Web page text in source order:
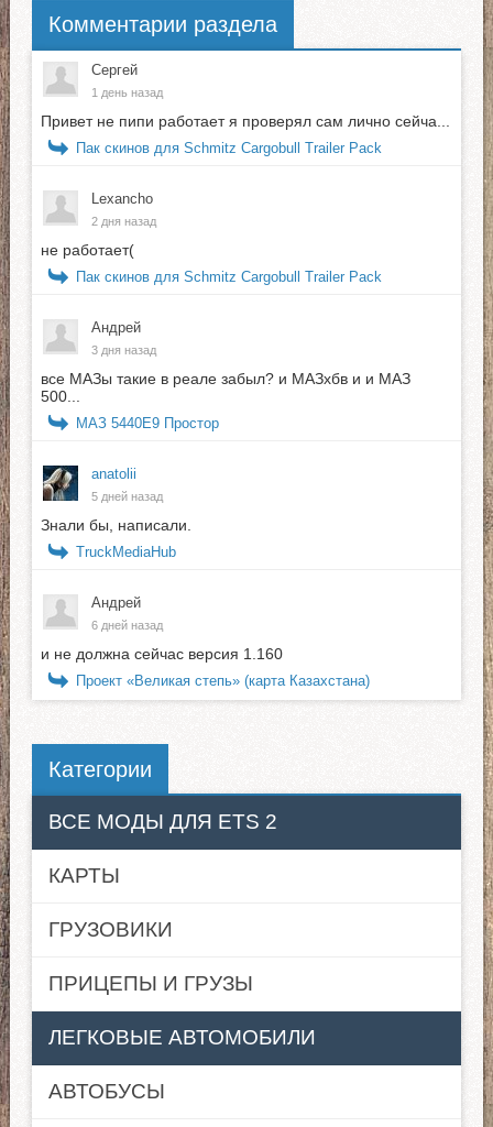
Комментарии раздела
Сергей
1 день назад
Привет не пипи работает я проверял сам лично сейча...
Пак скинов для Schmitz Cargobull Trailer Pack
Lexancho
2 дня назад
не работает(
Пак скинов для Schmitz Cargobull Trailer Pack
Андрей
3 дня назад
все МАЗы такие в реале забыл? и МАЗхбв и и МАЗ
500...
МАЗ 5440E9 Простор
anatolii
5 дней назад
Знали бы, написали.
TruckMediaHub
Андрей
6 дней назад
и не должна сейчас версия 1.160
Проект «Великая степь» (карта Казахстана)
Категории
ВСЕ МОДЫ ДЛЯ ETS 2
КАРТЫ
ГРУЗОВИКИ
ПРИЦЕПЫ И ГРУЗЫ
ЛЕГКОВЫЕ АВТОМОБИЛИ
АВТОБУСЫ